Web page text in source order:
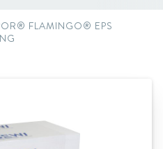
FLAMINGO® EPS